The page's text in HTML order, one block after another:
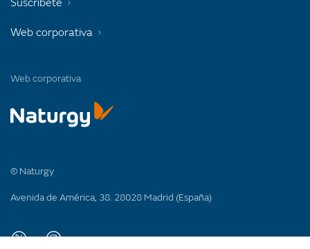
Web corporativa
© Naturgy
Avenida de América, 38. 28028 Madrid (España)
Web corporativa